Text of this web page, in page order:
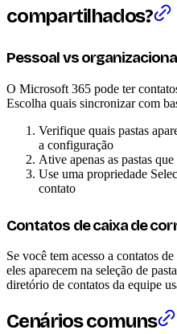
compartilhados?
Pessoal vs
O Microsoft 365 pode ter
Escolha quais sincronizar com
Verifique quais pastas
a configuração
Ative apenas as pastas que
Use uma propriedade
contato
Contatos de caixa de
Se você tem acesso a contatos
eles aparecem na seleção de
diretório de contatos da equipe
Cenários comuns